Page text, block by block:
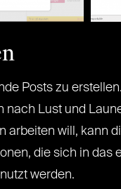
Posts zu
Lust und
will, kann
die sich in das
werden.